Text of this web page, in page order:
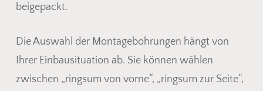
beigepackt.
Die Auswahl der Montagebohrungen hängt von
Ihrer Einbausituation ab. Sie können wählen
zwischen „ringsum von vorne“, „ringsum zur Seite“,